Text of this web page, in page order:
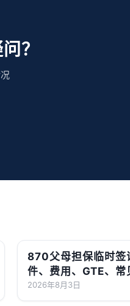
？
870父母担保临时签
件、费用、GTE、
新版）
2026年8月3日